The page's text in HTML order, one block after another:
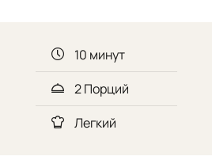
10 минут
2 Порций
Легкий